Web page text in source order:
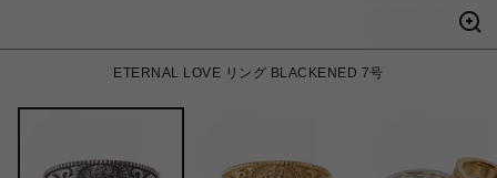
ETERNAL LOVE リング BLACKENED 7号